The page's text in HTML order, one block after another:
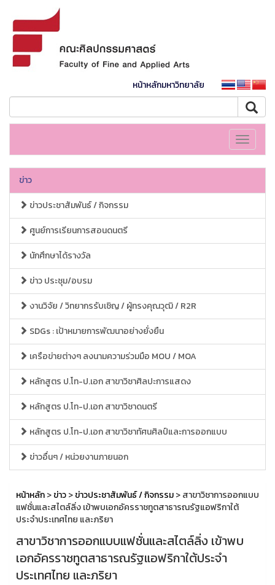
หน้าหลักมหาวิทยาลัย
Toggle
ข่าว
ข่าวประชาสัมพันธ์ / กิจกรรม
ศูนย์การเรียนการสอนดนตรี
นักศึกษาได้รางวัล
ข่าว ประชุม/อบรม
งานวิจัย / วิทยากรรับเชิญ / ผู้ทรงคุณวุฒิ / R2R
SDGs : เป้าหมายการพัฒนาอย่างยั่งยืน
เครือข่ายต่างๆ ลงนามความร่วมมือ MOU / MOA
หลักสูตร ป.โท-ป.เอก สาขาวิชาศิลปะการแสดง
หลักสูตร ป.โท-ป.เอก สาขาวิชาดนตรี
หลักสูตร ป.โท-ป.เอก สาขาวิชาทัศนศิลป์และการออกแบบ
ข่าวอื่นๆ / หน่วยงานภายนอก
หน้าหลัก>ข่าว>ข่าวประชาสัมพันธ์ / กิจกรรม> สาขาวิชาการออกแบบ
แฟชั่นและสไตล์ลิ่ง เข้าพบเอกอัครราชทูตสาธารณรัฐแอฟริกาใต้
ประจำประเทศไทย และภริยา
สาขาวิชาการออกแบบแฟชั่นและสไตล์ลิ่ง เข้าพบ
เอกอัครราชทูตสาธารณรัฐแอฟริกาใต้ประจำ
ประเทศไทย และภริยา